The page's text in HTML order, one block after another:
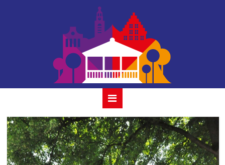
vof de kunst-23-
06-2019- 06